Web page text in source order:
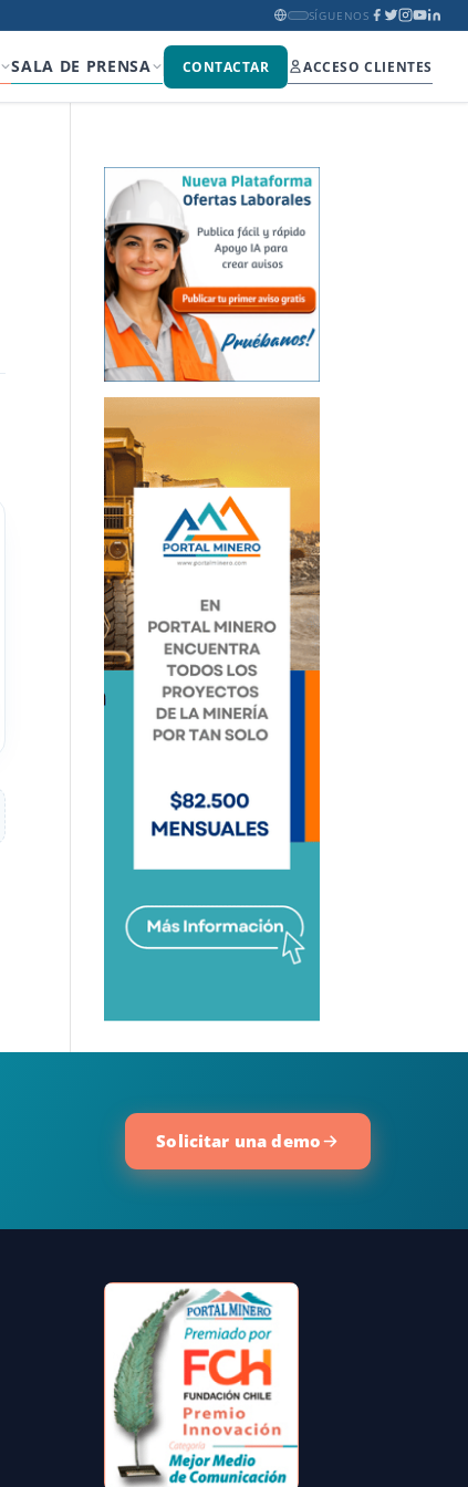
SÍGUENOS
SALA DE PRENSA CONTACTAR ACCESO CLIENTES
Solicitar una demo